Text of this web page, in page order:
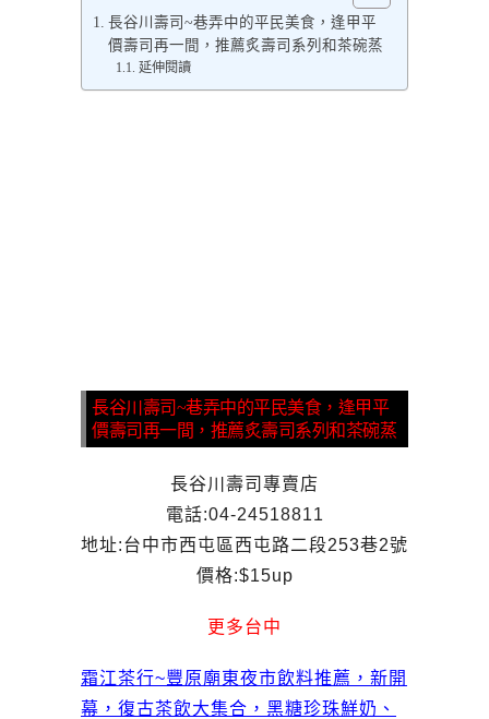
長谷川壽司~巷弄中的平民美食，逢甲平
價壽司再一間，推薦炙壽司系列和茶碗蒸
延伸閱讀
長谷川壽司~巷弄中的平民美食，逢甲平
價壽司再一間，推薦炙壽司系列和茶碗蒸
長谷川壽司專賣店
電話:04-24518811
地址:台中市西屯區西屯路二段253巷2號
價格:$15up
更多台中
霜江茶行~豐原廟東夜市飲料推薦，新開
幕，復古茶飲大集合，黑糖珍珠鮮奶、